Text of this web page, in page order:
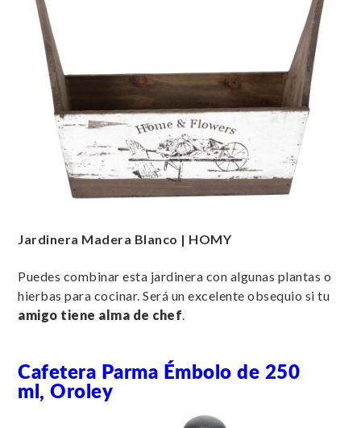
Jardinera Madera Blanco | HOMY
Puedes combinar esta jardinera con algunas plantas o
hierbas para cocinar. Será un excelente obsequio si tu
amigo tiene alma de chef
Cafetera Parma Émbolo de 250
ml, Oroley